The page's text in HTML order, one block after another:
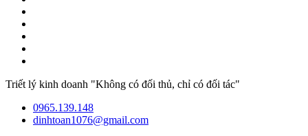
Triết lý kinh doanh "Không có đối thủ, chỉ có đối tác"
0965.139.148
dinhtoan1076@gmail.com